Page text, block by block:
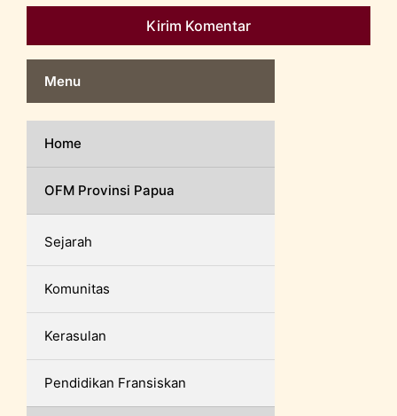
Menu
Home
OFM Provinsi Papua
Sejarah
Komunitas
Kerasulan
Pendidikan Fransiskan